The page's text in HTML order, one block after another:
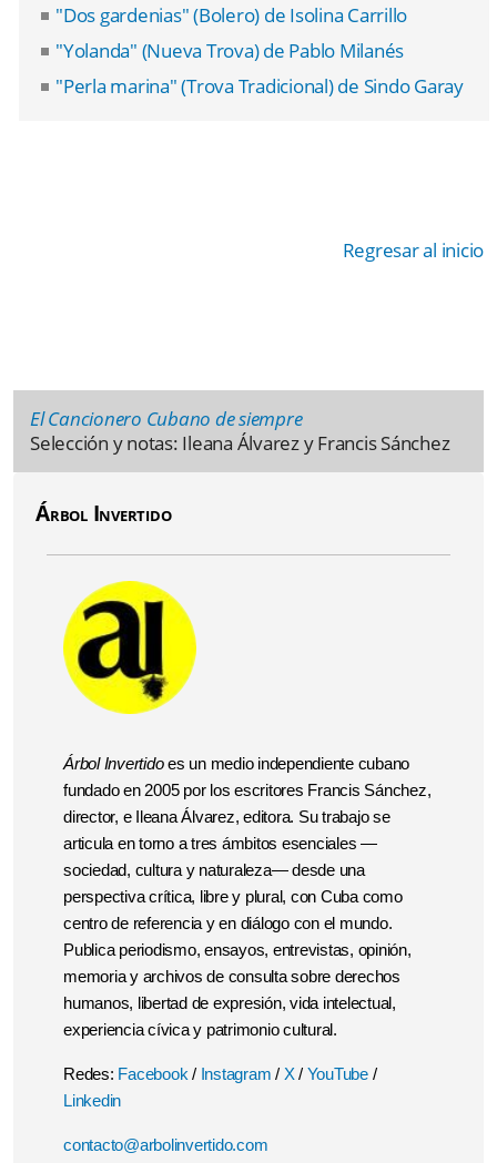
"Dos gardenias" (Bolero) de Isolina Carrillo
"Yolanda" (Nueva Trova) de Pablo Milanés
"Perla marina" (Trova Tradicional) de Sindo Garay
Regresar al inicio
El Cancionero Cubano de siempre
Selección y notas: Ileana Álvarez y Francis Sánchez
Árbol Invertido
Árbol Invertidoes un medio independiente cubano
fundado en 2005 por los escritores Francis Sánchez,
director, e Ileana Álvarez, editora. Su trabajo se
articula en torno a tres ámbitos esenciales —
sociedad, cultura y naturaleza— desde una
perspectiva crítica, libre y plural, con Cuba como
centro de referencia y en diálogo con el mundo.
Publica periodismo, ensayos, entrevistas, opinión,
memoria y archivos de consulta sobre derechos
humanos, libertad de expresión, vida intelectual,
experiencia cívica y patrimonio cultural.
Redes: Facebook / Instagram / X/ YouTube /
Linkedin
contacto@arbolinvertido.com